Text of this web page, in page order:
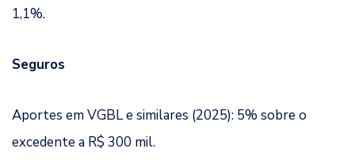
1,1%.
Seguros
Aportes em VGBL e similares (2025): 5% sobre o
excedente a R$ 300 mil.